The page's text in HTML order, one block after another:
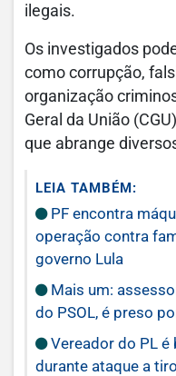
ilegais.
Os investigados
como corrupção,
organização
Geral da União
que abrange
LEIA TAMBÉM:
PF encontra
operação contra
governo Lula
Mais um:
do PSOL, é preso
Vereador do PL é
durante ataque a